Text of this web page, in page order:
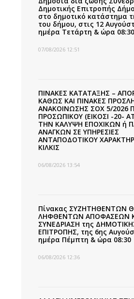
Δημοτικής Επιτροπής
στο δημοτικό κατάστημα
του δήμου, στις 12
ημέρα Τετάρτη & ώρα 08:30
07/08/2026 12:51
ΠΙΝΑΚΕΣ ΚΑΤΑΤΑΞΗΣ –
ΚΑΘΩΣ ΚΑΙ ΠΙΝΑΚΕΣ
ΑΝΑΚΟΙΝΩΣΗΣ ΣΟΧ 5/2026
ΠΡΟΣΩΠΙΚΟΥ (ΕΙΚΟΣΙ -20-
ΤΗΝ ΚΑΛΥΨΗ ΕΠΟΧΙΚΩΝ ή
ΑΝΑΓΚΩΝ ΣΕ ΥΠΗΡΕΣΙΕΣ
ΑΝΤΑΠΟΔΟΤΙΚΟΥ
ΚΙΛΚΙΣ
06/08/2026 13:54
Πίνακας ΣΥΖΗΤΗΘΕΝΤΩΝ
ΛΗΦΘΕΝΤΩΝ ΑΠΟΦΑΣΕΩΝ
ΣΥΝΕΔΡΙΑΣΗ της
ΕΠΙΤΡΟΠΗΣ, της 6ης
ημέρα Πέμπτη & ώρα 08:30
06/08/2026 12:36